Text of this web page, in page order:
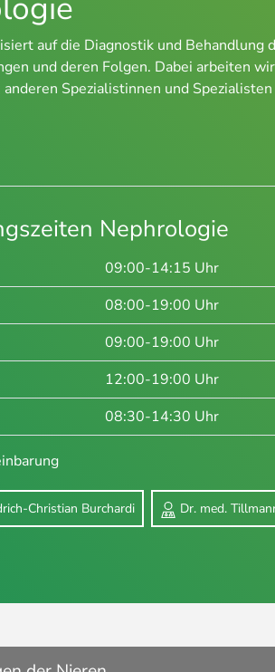
auf die Diagnostik und Behandlung
und deren Folgen. Dabei arbeiten
anderen Spezialistinnen und
Nephrologie
09:00-14:15 Uhr
08:00-19:00 Uhr
09:00-19:00 Uhr
12:00-19:00 Uhr
08:30-14:30 Uhr
Christian Burchardi Dr. med.